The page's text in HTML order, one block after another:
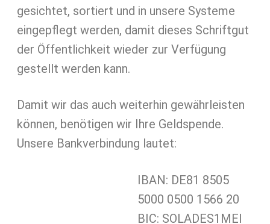
gesichtet, sortiert und in unsere Systeme
eingepflegt werden, damit dieses Schriftgut
der Öffentlichkeit wieder zur Verfügung
gestellt werden kann.
Damit wir das auch weiterhin gewährleisten
können, benötigen wir Ihre Geldspende.
Unsere Bankverbindung lautet:
IBAN: DE81 8505
5000 0500 1566 20
BIC: SOLADES1MEI